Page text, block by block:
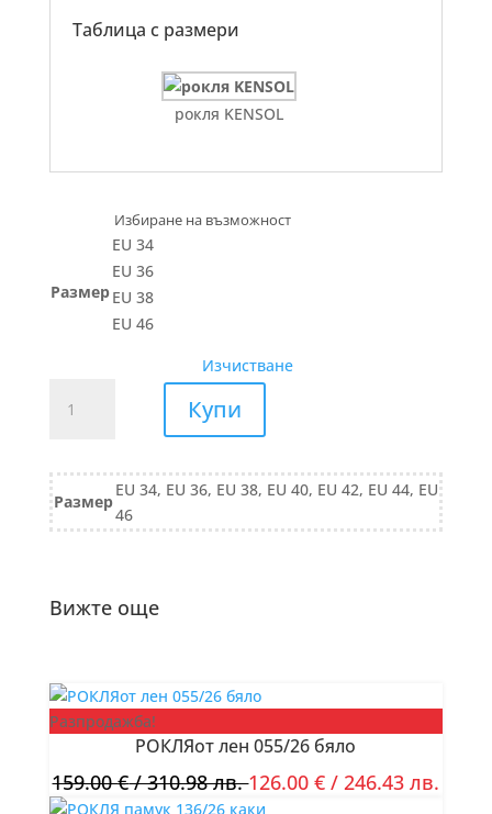
Таблица с размери
рокля KENSOL
Размер
EU 34
EU 36
EU 38
EU 46
Изчистване
621/25
бежово
Купи
Размер
EU 34, EU 36, EU 38, EU 40, EU 42, EU 44, EU
46
Вижте още
Разпродажба!
РОКЛЯот лен 055/26 бяло
159.00€/ 310.98 лв.126.00€ / 246.43 лв.